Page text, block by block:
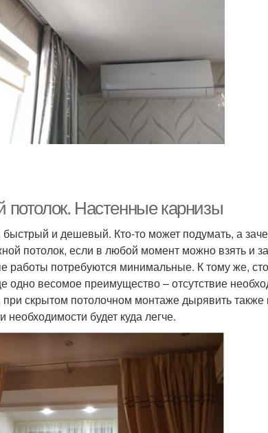
потолок. Настенные карнизы
и дешевый. Кто-то может подумать, а
потолок, если в любой момент можно взять и
работы потребуются минимальные. К тому же,
весомое преимущество – отсутствие
скрытом потолочном монтаже дырявить также
будет куда легче.